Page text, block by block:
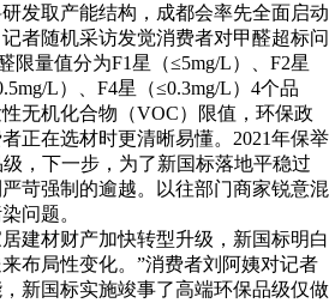
发取产能结构，成都会率先全面启动
者随机采访发觉消费者对甲醛超标问
限量值分为F1星（≤5mg/L）、F2星
L）、F4星（≤0.3mg/L）4个品
无机化合物（VOC）限值，环保政
正在选材时更清晰易懂。2021年保举
，下一步，为了新国标落地平稳过
苛强制的逾越。以往部门商家锐意混
问题。
材财产加快转型升级，新国标明白
布局性变化。”消费者刘阿姨对记者
新国标实施竣事了高端环保品级仅做